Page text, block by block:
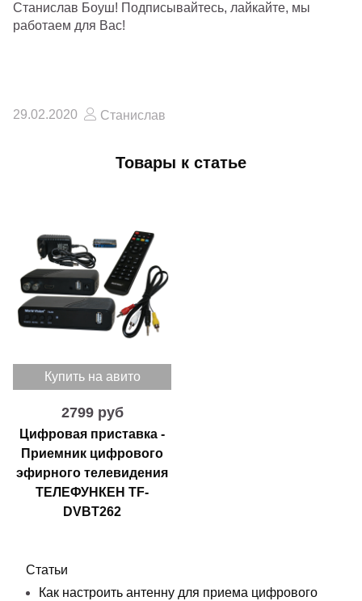
Станислав Боуш! Подписывайтесь, лайкайте, мы
работаем для Вас!
29.02.2020 Станислав
Товары к статье
Купить на авито
2799 руб
Цифровая приставка -
Приемник цифрового
эфирного телевидения
ТЕЛЕФУНКЕН TF-
DVBT262
Статьи
Как настроить антенну для приема цифрового